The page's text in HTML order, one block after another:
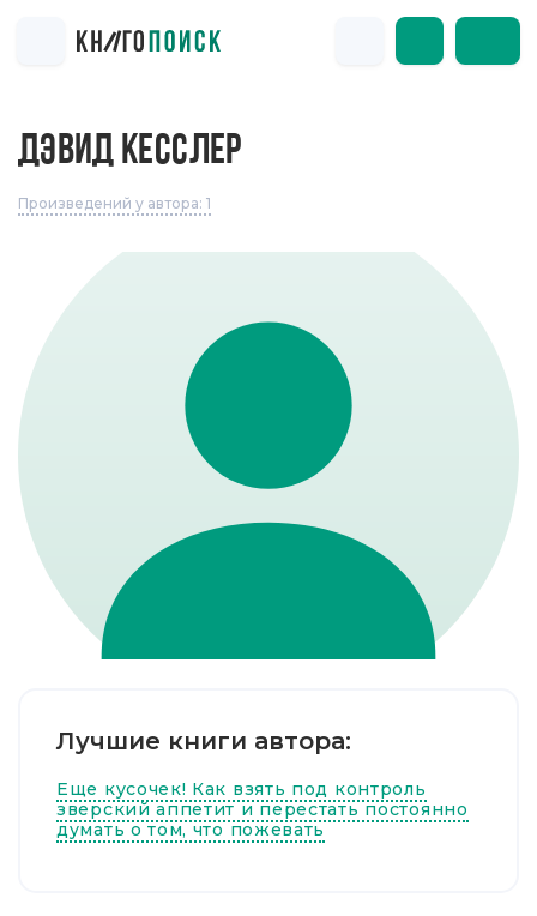
ДЭВИД КЕССЛЕР
Произведений у автора: 1
Лучшие книги автора:
Еще кусочек! Как взять под контроль
зверский аппетит и перестать постоянно
думать о том, что пожевать